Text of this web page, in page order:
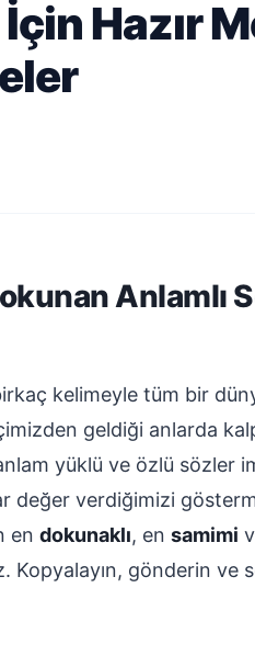
Hazır
Anlamlı
kelimeyle tüm bir
geldiği anlarda
yüklü ve özlü sözler
verdiğimizi
en dokunaklı, en samimi
Kopyalayın, gönderin ve